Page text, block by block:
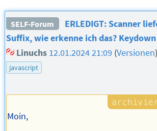
SELF-Forum
ERLEDIGT: Scanner
Suffix, wie erkenne ich das?
Linuchs 12.01.2024 21:09 (Versionen)
javascript
Moin,